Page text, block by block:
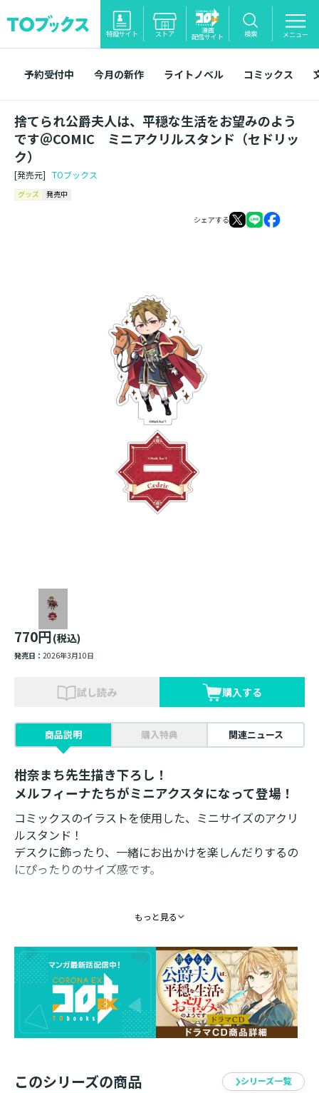
特設サイト ストア 漫画
配信サイト 検索 メニュー
予約受付中 今月の新作 ライトノベル コミックス
捨てられ公爵夫人は、平穏な生活をお望みのよう
です＠COMIC ミニアクリルスタンド（セドリッ
ク）
[発売元] TOブックス
グッズ 発売中
シェアする
770円(税込)
発売日： 2026年3月10日
試し読み 購入する
商品説明 購入特典 関連ニュース
柑奈まち先生描き下ろし！
メルフィーナたちがミニアクスタになって登場！
コミックスのイラストを使用した、ミニサイズのアクリ
ルスタンド！
デスクに飾ったり、一緒にお出かけを楽しんだりするの
にぴったりのサイズ感です。
サイズ：約70mm（全長）
発売元：TOブックス
もっと見る
このシリーズの商品 シリーズ一覧